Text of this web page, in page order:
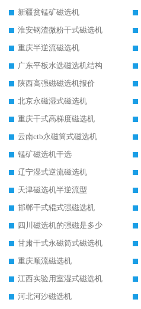
新疆贫锰矿磁选机
淮安钢渣微粉干式磁选机
重庆半逆流磁选机
广东平板水选磁选机结构
陕西高强磁磁选机报价
北京永磁湿式磁选机
重庆干式高梯度磁选机
云南ctb永磁筒式磁选机
锰矿磁选机干选
辽宁湿式逆流磁选机
天津磁选机半逆流型
邯郸干式辊式强磁选机
四川磁选机的强磁是多少
甘肃干式永磁筒式磁选机
重庆顺流磁选机
江西实验用室湿式磁选机
河北河沙磁选机